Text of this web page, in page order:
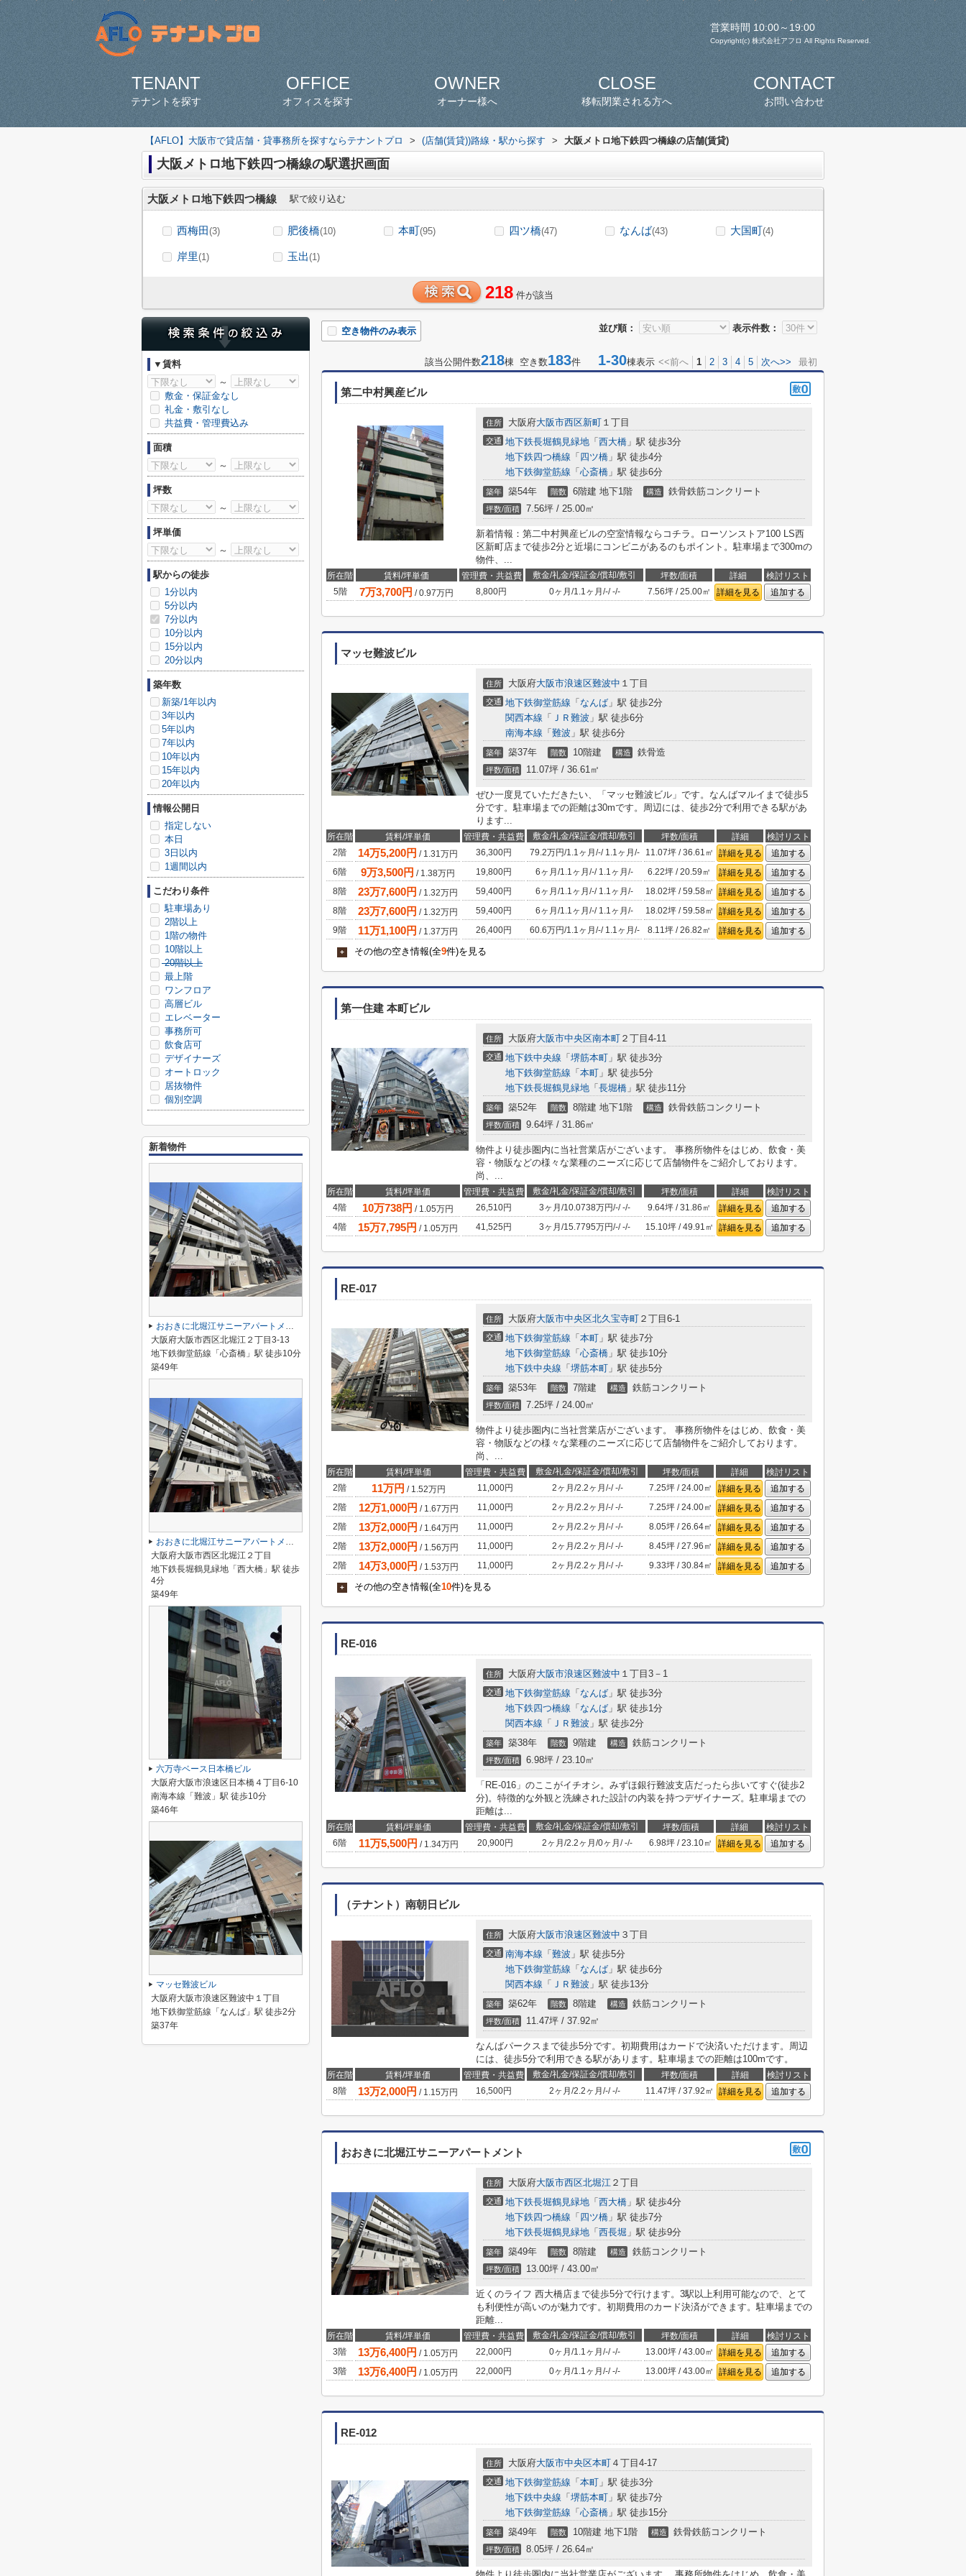
営業時間 10:00～19:00
Copyright(c) 株式会社アフロ All Rights Reserved.
TENANT
テナントを探す
OFFICE
オフィスを探す
OWNER
オーナー様へ
CLOSE
移転閉業される方へ
CONTACT
お問い合わせ
【AFLO】大阪市で貸店舗・貸事務所を探すならテナントプロ > (店舗(賃貸))路線・駅から探す > 大阪メトロ地下鉄四つ橋線の店舗(賃貸)
大阪メトロ地下鉄四つ橋線の駅選択画面
大阪メトロ地下鉄四つ橋線 駅で絞り込む
西梅田(3) 肥後橋(10) 本町(95) 四ツ橋(47) なんば(43) 大国町(4)
岸里(1) 玉出(1)
218 件が該当
並び順： 表示件数：
空き物件のみ表示
該当公開件数218棟 空き数183件 1-30棟表示 <<前へ 1 2 3 4 5 次へ>> 最初
第二中村興産ビル
住所 大阪府大阪市西区新町 １丁目
交通 地下鉄長堀鶴見緑地 「 西大橋 」駅 徒歩3分
地下鉄四つ橋線 「 四ツ橋 」駅 徒歩4分
地下鉄御堂筋線 「 心斎橋 」駅 徒歩6分
築年 築54年 階数 6階建 地下1階 構造 鉄骨鉄筋コンクリート
坪数/面積 7.56坪 / 25.00㎡
新着情報：第二中村興産ビルの空室情報ならコチラ。ローソンストア100 LS西
区新町店まで徒歩2分と近場にコンビニがあるのもポイント。駐車場まで300mの
物件、...
所在階 賃料/坪単価 管理費・共益費 敷金/礼金/保証金/償却/敷引 坪数/面積 詳細
検討リスト
5階
7万3,700円 /0.97万円 8,800円 0ヶ月 /1.1ヶ月 /-/-/- 7.56坪 / 25.00㎡ 詳細を見る 追加する
マッセ難波ビル
住所 大阪府大阪市浪速区難波中 １丁目
交通 地下鉄御堂筋線 「 なんば 」駅 徒歩2分
関西本線 「 ＪＲ難波 」駅 徒歩6分
南海本線 「 難波 」駅 徒歩6分
築年 築37年 階数 10階建 構造 鉄骨造
坪数/面積 11.07坪 / 36.61㎡
ぜひ一度見ていただきたい、「マッセ難波ビル」です。なんばマルイまで徒歩5
分です。駐車場までの距離は30mです。周辺には、徒歩2分で利用できる駅があ
ります...
所在階 賃料/坪単価 管理費・共益費 敷金/礼金/保証金/償却/敷引 坪数/面積 詳細
検討リスト
2階
14万5,200円 / 1.31万円 36,300円 79.2万円/1.1ヶ月 /-/ 1.1ヶ月 /- 11.07坪 / 36.61㎡ 詳細を見る
追加する
6階
9万3,500円 / 1.38万円 19,800円 6ヶ月 /1.1ヶ月 /-/ 1.1ヶ月 /- 6.22坪 / 20.59㎡ 詳細を見る
追加する
8階
23万7,600円 / 1.32万円 59,400円 6ヶ月 /1.1ヶ月 /-/ 1.1ヶ月 /- 18.02坪 / 59.58㎡ 詳細を見る
追加する
8階
23万7,600円 / 1.32万円 59,400円 6ヶ月 /1.1ヶ月 /-/ 1.1ヶ月 /- 18.02坪 / 59.58㎡ 詳細を見る
追加する
9階
11万1,100円 / 1.37万円 26,400円 60.6万円/1.1ヶ月 /-/ 1.1ヶ月 /- 8.11坪 / 26.82㎡ 詳細を見る 追加する
+ その他の空き情報(全9件)を見る
第一住建 本町ビル
住所 大阪府大阪市中央区南本町 ２丁目4-11
交通 地下鉄中央線 「 堺筋本町 」駅 徒歩3分
地下鉄御堂筋線 「 本町 」駅 徒歩5分
地下鉄長堀鶴見緑地 「 長堀橋 」駅 徒歩11分
築年 築52年 階数 8階建 地下1階 構造 鉄骨鉄筋コンクリート
坪数/面積 9.64坪 / 31.86㎡
物件より徒歩圏内に当社営業店がございます。 事務所物件をはじめ、飲食・美
容・物販などの様々な業種のニーズに応じて店舗物件をご紹介しております。
尚、...
所在階 賃料/坪単価 管理費・共益費 敷金/礼金/保証金/償却/敷引 坪数/面積 詳細
検討リスト
4階
10万738円 / 1.05万円 26,510円 3ヶ月 /10.0738万円/-/-/- 9.64坪 / 31.86㎡ 詳細を見る
追加する
4階
15万7,795円 / 1.05万円 41,525円 3ヶ月 /15.7795万円/-/-/- 15.10坪 / 49.91㎡ 詳細を見る 追加する
RE-017
住所 大阪府大阪市中央区北久宝寺町 ２丁目6-1
交通 地下鉄御堂筋線 「 本町 」駅 徒歩7分
地下鉄御堂筋線 「 心斎橋 」駅 徒歩10分
地下鉄中央線 「 堺筋本町 」駅 徒歩5分
築年 築53年 階数 7階建 構造 鉄筋コンクリート
坪数/面積 7.25坪 / 24.00㎡
物件より徒歩圏内に当社営業店がございます。 事務所物件をはじめ、飲食・美
容・物販などの様々な業種のニーズに応じて店舗物件をご紹介しております。
尚、...
所在階 賃料/坪単価 管理費・共益費 敷金/礼金/保証金/償却/敷引 坪数/面積 詳細
検討リスト
2階
11万円 / 1.52万円 11,000円 2ヶ月 /2.2ヶ月 /-/-/- 7.25坪 / 24.00㎡ 詳細を見る
追加する
2階
12万1,000円 / 1.67万円 11,000円 2ヶ月 /2.2ヶ月 /-/-/- 7.25坪 / 24.00㎡ 詳細を見る
追加する
2階
13万2,000円 / 1.64万円 11,000円 2ヶ月 /2.2ヶ月 /-/-/- 8.05坪 / 26.64㎡ 詳細を見る
追加する
2階
13万2,000円 / 1.56万円 11,000円 2ヶ月 /2.2ヶ月 /-/-/- 8.45坪 / 27.96㎡ 詳細を見る
追加する
2階
14万3,000円 / 1.53万円 11,000円 2ヶ月 /2.2ヶ月 /-/-/- 9.33坪 / 30.84㎡ 詳細を見る 追加する
+ その他の空き情報(全10件)を見る
RE-016
住所 大阪府大阪市浪速区難波中 １丁目3－1
交通 地下鉄御堂筋線 「 なんば 」駅 徒歩3分
地下鉄四つ橋線 「 なんば 」駅 徒歩1分
関西本線 「 ＪＲ難波 」駅 徒歩2分
築年 築38年 階数 9階建 構造 鉄筋コンクリート
坪数/面積 6.98坪 / 23.10㎡
「RE-016」のここがイチオシ。みずほ銀行難波支店だったら歩いてすぐ(徒歩2
分)。特徴的な外観と洗練された設計の内装を持つデザイナーズ。駐車場までの
距離は...
所在階 賃料/坪単価 管理費・共益費 敷金/礼金/保証金/償却/敷引 坪数/面積 詳細
検討リスト
6階
11万5,500円 / 1.34万円 20,900円 2ヶ月 /2.2ヶ月 /0ヶ月 /-/- 6.98坪 / 23.10㎡ 詳細を見る 追加する
（テナント）南朝日ビル
住所 大阪府大阪市浪速区難波中 ３丁目
交通 南海本線 「 難波 」駅 徒歩5分
地下鉄御堂筋線 「 なんば 」駅 徒歩6分
関西本線 「 ＪＲ難波 」駅 徒歩13分
築年 築62年 階数 8階建 構造 鉄筋コンクリート
坪数/面積 11.47坪 / 37.92㎡
なんばパークスまで徒歩5分です。初期費用はカードで決済いただけます。周辺
には、徒歩5分で利用できる駅があります。駐車場までの距離は100mです。
所在階 賃料/坪単価 管理費・共益費 敷金/礼金/保証金/償却/敷引 坪数/面積 詳細
検討リスト
8階
13万2,000円 / 1.15万円 16,500円 2ヶ月 /2.2ヶ月 /-/-/- 11.47坪 / 37.92㎡ 詳細を見る 追加する
おおきに北堀江サニーアパートメント
住所 大阪府大阪市西区北堀江 ２丁目
交通 地下鉄長堀鶴見緑地 「 西大橋 」駅 徒歩4分
地下鉄四つ橋線 「 四ツ橋 」駅 徒歩7分
地下鉄長堀鶴見緑地 「 西長堀 」駅 徒歩9分
築年 築49年 階数 8階建 構造 鉄筋コンクリート
坪数/面積 13.00坪 / 43.00㎡
近くのライフ 西大橋店まで徒歩5分で行けます。3駅以上利用可能なので、とて
も利便性が高いのが魅力です。初期費用のカード決済ができます。駐車場までの
距離...
所在階 賃料/坪単価 管理費・共益費 敷金/礼金/保証金/償却/敷引 坪数/面積 詳細
検討リスト
3階
13万6,400円 / 1.05万円 22,000円 0ヶ月 /1.1ヶ月 /-/-/- 13.00坪 / 43.00㎡ 詳細を見る
追加する
3階
13万6,400円 / 1.05万円 22,000円 0ヶ月 /1.1ヶ月 /-/-/- 13.00坪 / 43.00㎡ 詳細を見る 追加する
RE-012
住所 大阪府大阪市中央区本町 ４丁目4-17
交通 地下鉄御堂筋線 「 本町 」駅 徒歩3分
地下鉄中央線 「 堺筋本町 」駅 徒歩7分
地下鉄御堂筋線 「 心斎橋 」駅 徒歩15分
築年 築49年 階数 10階建 地下1階 構造 鉄骨鉄筋コンクリート
坪数/面積 8.05坪 / 26.64㎡
▼賃料
～
敷金・保証金なし
礼金・敷引なし
共益費・管理費込み
面積
～
坪数
～
坪単価
～
駅からの徒歩
1分以内
5分以内
7分以内
10分以内
15分以内
20分以内
築年数
新築/1年以内
3年以内
5年以内
7年以内
10年以内
15年以内
20年以内
情報公開日
指定しない
本日
3日以内
1週間以内
こだわり条件
駐車場あり
2階以上
1階の物件
10階以上
20階以上
最上階
ワンフロア
高層ビル
エレベーター
事務所可
飲食店可
デザイナーズ
オートロック
居抜物件
個別空調
新着物件
おおきに北堀江サニーアパートメント
大阪府大阪市西区北堀江２丁目3-13
地下鉄御堂筋線「心斎橋」駅 徒歩10分
築49年
おおきに北堀江サニーアパートメント
大阪府大阪市西区北堀江２丁目
地下鉄長堀鶴見緑地「西大橋」駅 徒歩
4分
築49年
六万寺ベース日本橋ビル
大阪府大阪市浪速区日本橋４丁目6-10
南海本線「難波」駅 徒歩10分
築46年
マッセ難波ビル
大阪府大阪市浪速区難波中１丁目
地下鉄御堂筋線「なんば」駅 徒歩2分
築37年